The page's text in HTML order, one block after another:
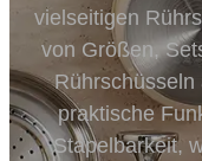
vielseitigen
von Größen,
praktische
Stapelbarkeit,